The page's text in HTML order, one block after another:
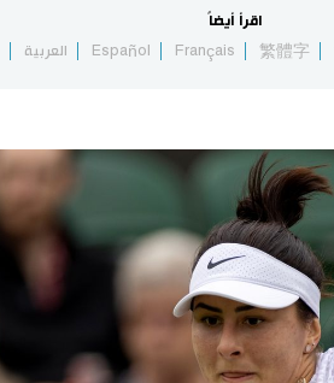
اقرأ أيضاً
繁體字
Français
Español العربية